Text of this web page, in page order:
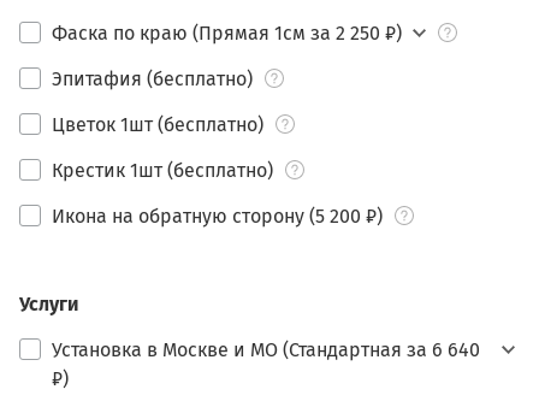
Фаска по краю (Прямая 1см за 2 250 ₽)
Эпитафия (бесплатно)
Цветок 1шт (бесплатно)
Крестик 1шт (бесплатно)
Икона на обратную сторону (5 200 ₽)
Услуги
Установка в Москве и МО (Стандартная за 6 640
₽)